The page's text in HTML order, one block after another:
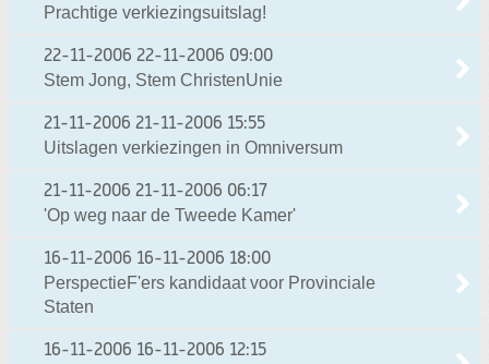
Prachtige verkiezingsuitslag!
22-11-2006 22-11-2006 09:00
Stem Jong, Stem ChristenUnie
21-11-2006 21-11-2006 15:55
Uitslagen verkiezingen in Omniversum
21-11-2006 21-11-2006 06:17
'Op weg naar de Tweede Kamer'
16-11-2006 16-11-2006 18:00
PerspectieF'ers kandidaat voor Provinciale
Staten
16-11-2006 16-11-2006 12:15